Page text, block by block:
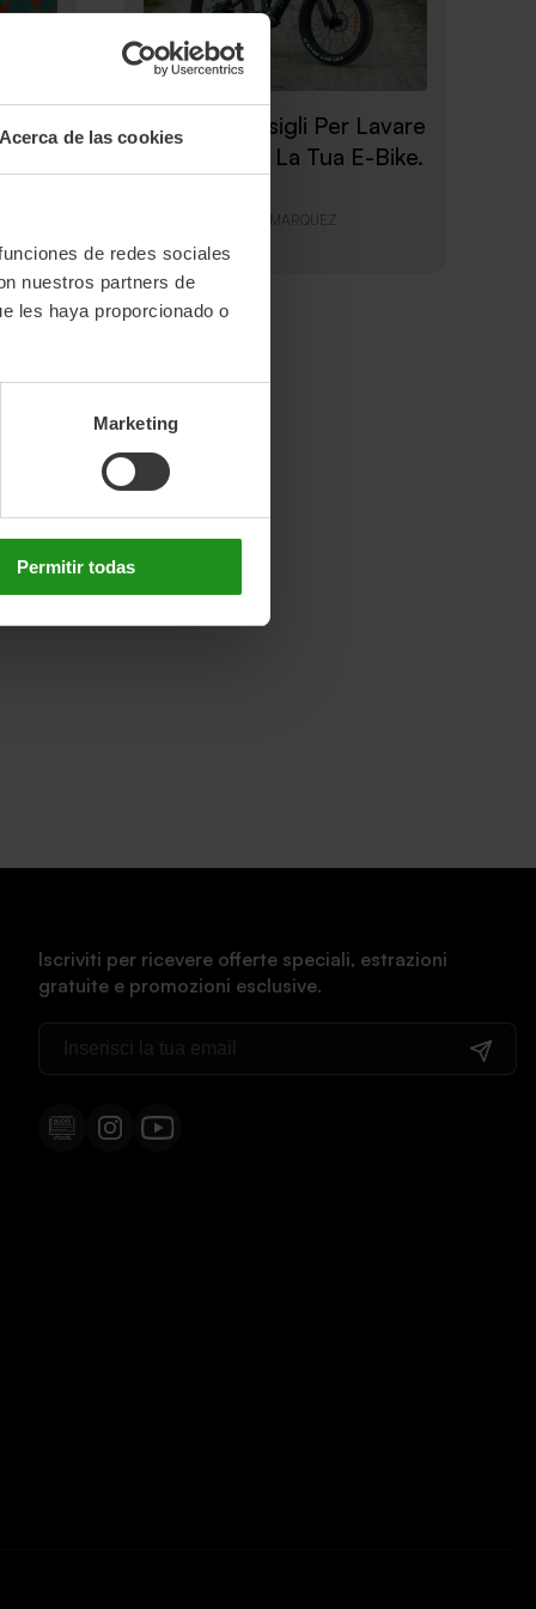
de las cookies
de redes sociales
nuestros partners de
les haya proporcionado o
Marketing
Permitir todas
E-
Cinque Consigli Per Lavare
In Sicurezza La Tua E-Bike.
JOSE MARQUEZ
Iscriviti per ricevere offerte speciali, estrazioni
gratuite e promozioni esclusive.